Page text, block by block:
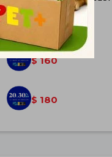
$ 222
$ 160
$ 180